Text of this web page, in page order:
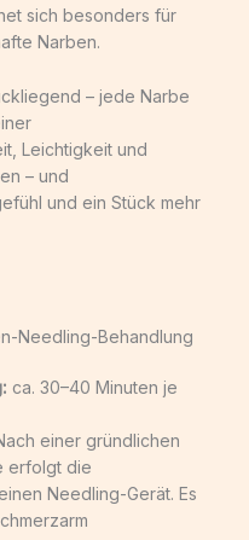
sich besonders für
Narben.
– jede Narbe
Leichtigkeit und
– und
und ein Stück mehr
Needling-Behandlung
ca. 30–40 Minuten je
einer gründlichen
erfolgt die
Needling-Gerät. Es